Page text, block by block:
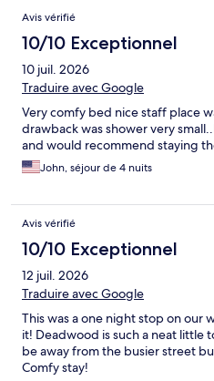
Avis vérifié
10/10 Exceptionnel
10 juil. 2026
Traduire avec Google
Very comfy bed nice staff place
drawback was shower very
and would recommend staying
John, séjour de 4 nuits
Avis vérifié
10/10 Exceptionnel
12 juil. 2026
Traduire avec Google
This was a one night stop on our
it! Deadwood is such a neat little
be away from the busier street
Comfy stay!